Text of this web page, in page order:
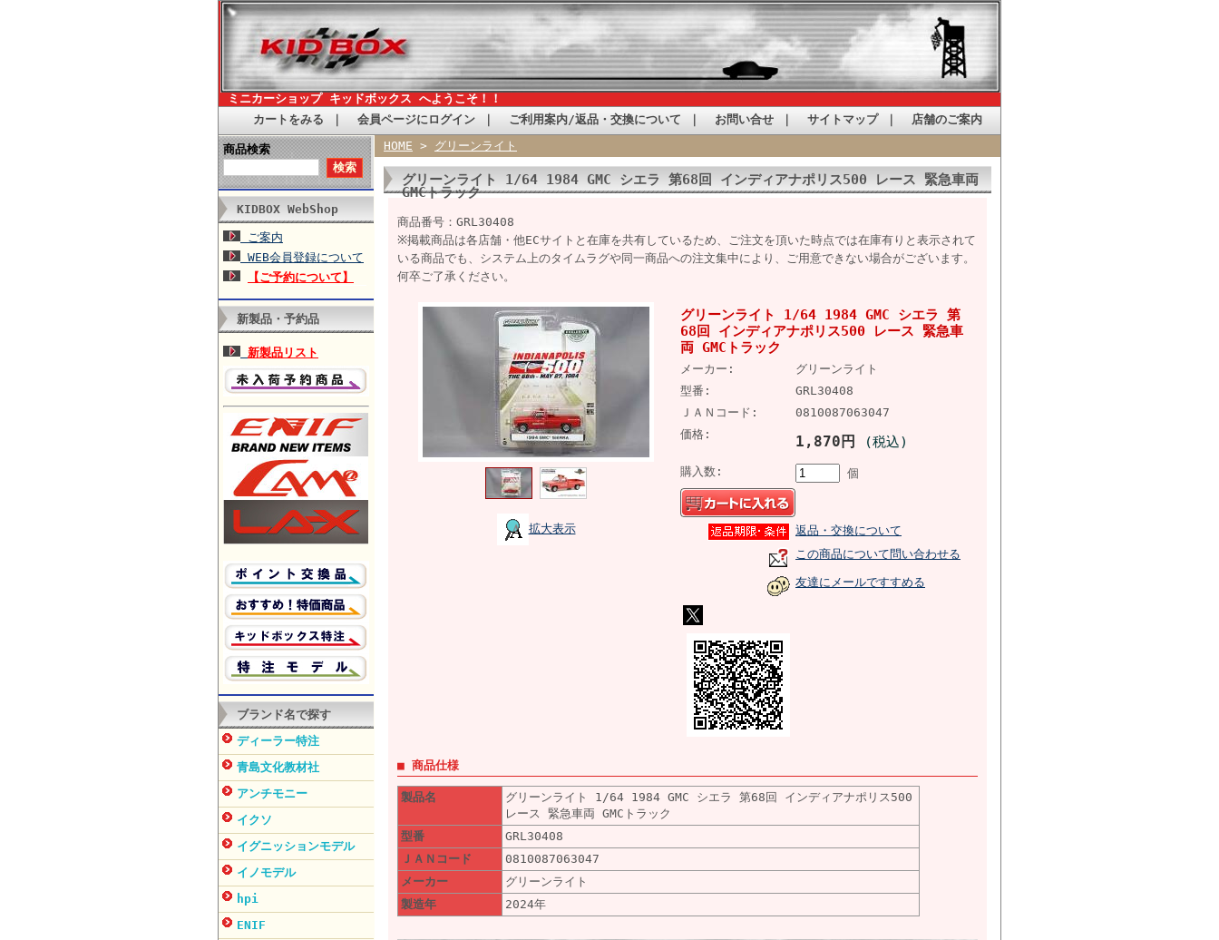
ミニカーショップ キッドボックス へようこそ！！
カートをみる
会員ページにログイン ご利用案内/返品・交換について お問い合せ サイトマップ｜ 店舗のご案内
商品検索
KIDBOX WebShop
ご案内
WEB会員登録について
【ご予約について】
新製品・予約品
新製品リスト
ブランド名で探す
ディーラー特注
青島文化教材社
アンチモニー
イクソ
イグニッションモデル
イノモデル
hpi
ENIF
HOME > グリーンライト
グリーンライト 1/64 1984 GMC シエラ 第68回 インディアナポリス500 レース 緊急車両
GMCトラック
商品番号：GRL30408
※掲載商品は各店舗・他ECサイトと在庫を共有しているため、ご注文を頂いた時点では在庫有りと表示されて
いる商品でも、システム上のタイムラグや同一商品への注文集中により、ご用意できない場合がございます。
何卒ご了承ください。
拡大表示
グリーンライト 1/64 1984 GMC シエラ 第
68回 インディアナポリス500 レース 緊急車
両 GMCトラック
メーカー:
グリーンライト
型番:
GRL30408
ＪＡＮコード:
0810087063047
価格:
1,870円 (税込)
購入数: 個
返品・交換について
この商品について問い合わせる
友達にメールですすめる
■ 商品仕様
製品名
グリーンライト 1/64 1984 GMC シエラ 第68回 インディアナポリス500
レース 緊急車両 GMCトラック
型番
GRL30408
ＪＡＮコード
0810087063047
メーカー
グリーンライト
製造年
2024年